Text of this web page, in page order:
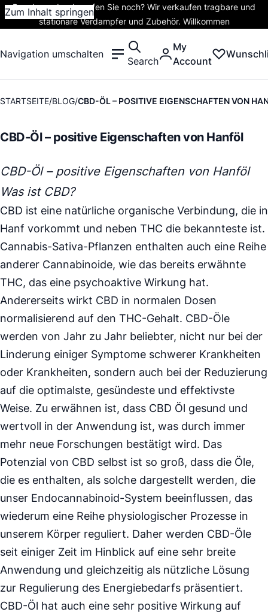
Zum Inhalt springen
Rauchen oder dampfen Sie noch? Wir verkaufen tragbare und
stationäre Verdampfer und Zubehör. Willkommen
Navigation umschalten
Search
My
Account
STARTSEITE BLOG CBD-ÖL – POSITIVE EIGENSCHAFTEN VON
CBD-Öl – positive Eigenschaften von Hanföl
CBD-Öl – positive Eigenschaften von Hanföl
Was ist CBD?
CBD ist eine natürliche organische Verbindung, die in
Hanf vorkommt und neben THC die bekannteste ist.
Cannabis-Sativa-Pflanzen enthalten auch eine Reihe
anderer Cannabinoide, wie das bereits erwähnte
THC, das eine psychoaktive Wirkung hat.
Andererseits wirkt CBD in normalen Dosen
normalisierend auf den THC-Gehalt. CBD-Öle
werden von Jahr zu Jahr beliebter, nicht nur bei der
Linderung einiger Symptome schwerer Krankheiten
oder Krankheiten, sondern auch bei der Reduzierung
auf die optimalste, gesündeste und effektivste
Weise. Zu erwähnen ist, dass CBD Öl gesund und
wertvoll in der Anwendung ist, was durch immer
mehr neue Forschungen bestätigt wird. Das
Potenzial von CBD selbst ist so groß, dass die Öle,
die es enthalten, als solche dargestellt werden, die
unser Endocannabinoid-System beeinflussen, das
wiederum eine Reihe physiologischer Prozesse in
unserem Körper reguliert. Daher werden CBD-Öle
seit einiger Zeit im Hinblick auf eine sehr breite
Anwendung und gleichzeitig als nützliche Lösung
zur Regulierung des Energiebedarfs präsentiert.
CBD-Öl hat auch eine sehr positive Wirkung auf